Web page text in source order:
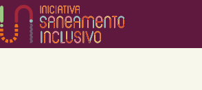
Pular
o
conteúdo